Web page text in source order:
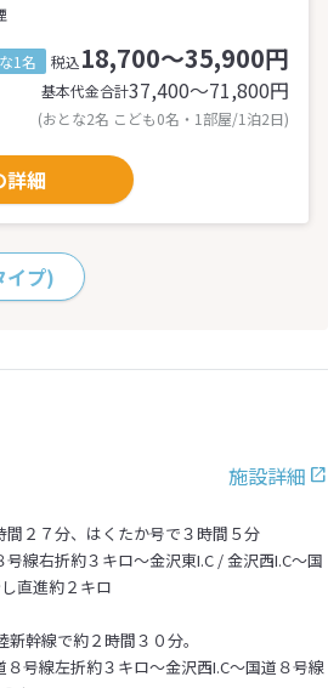
1名 税込18,700～35,900円
基本代金合計37,400〜71,800円
(おとな2名 こども0名・1部屋/1泊2日)
詳細
イプ)
施設詳細
２７分、はくたか号で３時間５分
線右折約３キロ～金沢東I.C / 金沢西I.C～国
直進約２キロ
幹線で約２時間３０分。
号線左折約３キロ～金沢西I.C～国道８号線